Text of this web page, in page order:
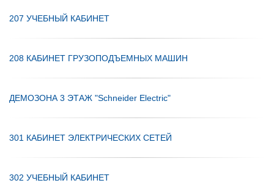
207 УЧЕБНЫЙ КАБИНЕТ
208 КАБИНЕТ ГРУЗОПОДЪЕМНЫХ МАШИН
ДЕМОЗОНА 3 ЭТАЖ "Schneider Electric"
301 КАБИНЕТ ЭЛЕКТРИЧЕСКИХ СЕТЕЙ
302 УЧЕБНЫЙ КАБИНЕТ